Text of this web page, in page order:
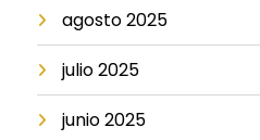
agosto 2025
julio 2025
junio 2025